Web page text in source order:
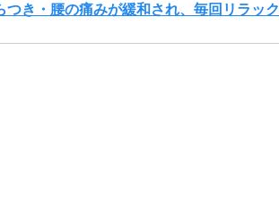
つき・腰の痛みが緩和され、毎回リラッ